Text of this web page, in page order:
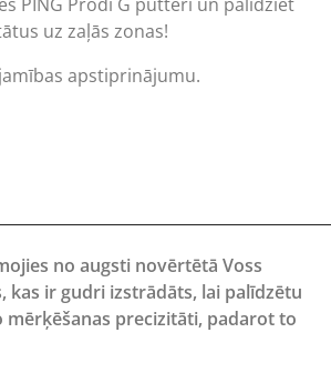
uz zaļās zonas!
apstiprinājumu.
no augsti novērtētā Voss
kas ir gudri izstrādāts, lai palīdzētu
precizitāti, padarot to